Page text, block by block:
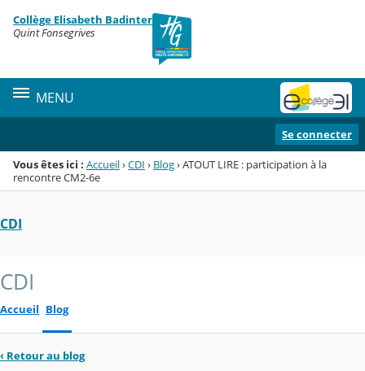
Menu de la rubrique
Contenu
Collège Elisabeth Badinter
Quint Fonsegrives
MENU
Se connecter
Vous êtes ici : Accueil›CDI › Blog›ATOUT LIRE : participation à la
rencontre CM2-6e
CDI
CDI
Accueil Blog
‹ Retour au blog